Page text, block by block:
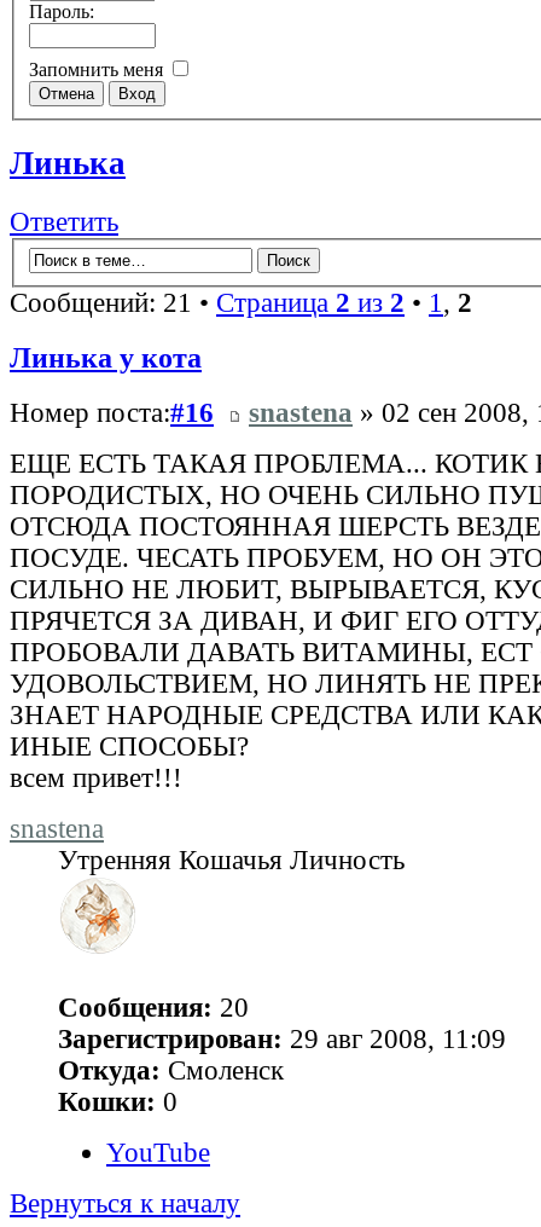
Пароль:
Запомнить меня
Линька
Ответить
Сообщений: 21 • Страница 2 из 2 • 1 , 2
Линька у кота
Номер поста:#16 snastena » 02 сен 2008,
ЕЩЕ ЕСТЬ ТАКАЯ ПРОБЛЕМА... КОТИК
ПОРОДИСТЫХ, НО ОЧЕНЬ СИЛЬНО
ОТСЮДА ПОСТОЯННАЯ ШЕРСТЬ
ПОСУДЕ. ЧЕСАТЬ ПРОБУЕМ, НО ОН
СИЛЬНО НЕ ЛЮБИТ, ВЫРЫВАЕТСЯ,
ПРЯЧЕТСЯ ЗА ДИВАН, И ФИГ ЕГО
ПРОБОВАЛИ ДАВАТЬ ВИТАМИНЫ, ЕСТ
УДОВОЛЬСТВИЕМ, НО ЛИНЯТЬ НЕ
ЗНАЕТ НАРОДНЫЕ СРЕДСТВА ИЛИ
ИНЫЕ СПОСОБЫ?
всем привет!!!
snastena
Утренняя Кошачья Личность
Сообщения: 20
Зарегистрирован: 29 авг 2008, 11:09
Откуда: Смоленск
Кошки: 0
YouTube
Вернуться к началу